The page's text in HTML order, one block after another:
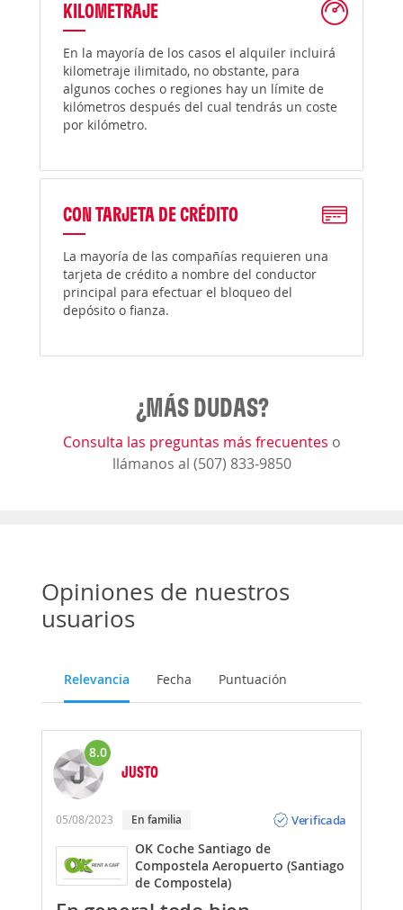
KILOMETRAJE
En la mayoría de los casos el alquiler incluirá
kilometraje ilimitado, no obstante, para
algunos coches o regiones hay un límite de
kilómetros después del cual tendrás un coste
por kilómetro.
CON TARJETA DE CRÉDITO
La mayoría de las compañías requieren una
tarjeta de crédito a nombre del conductor
principal para efectuar el bloqueo del
depósito o fianza.
¿MÁS DUDAS?
Consulta las preguntas más frecuentes o
llámanos al (507) 833-9850
Opiniones de nuestros
usuarios
Relevancia Fecha Puntuación
8.0
JUSTO
05/08/2023 En familia
Verificada
OK Coche Santiago de
Compostela Aeropuerto (Santiago
de Compostela)